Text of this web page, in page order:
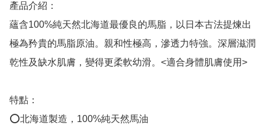
產品介紹：
蘊含100%純天然北海道最優良的馬脂，以日本古法提煉出
極為矜貴的馬脂原油。親和性極高，滲透力特強。深層滋潤
乾性及缺水肌膚，變得更柔軟幼滑。<適合身體肌膚使用>
特點：
⭕北海道製造，100%純天然馬油